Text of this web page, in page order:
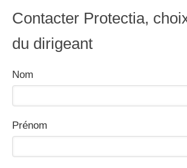
Contacter Protectia,
du dirigeant
Nom
Prénom